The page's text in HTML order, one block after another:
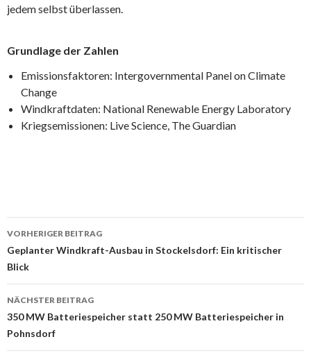
jedem selbst überlassen.
Grundlage der Zahlen
Emissionsfaktoren: Intergovernmental Panel on Climate
Change
Windkraftdaten: National Renewable Energy Laboratory
Kriegsemissionen: Live Science, The Guardian
Beitragsnavigation
VORHERIGER BEITRAG
Geplanter Windkraft-Ausbau in Stockelsdorf: Ein kritischer
Blick
NÄCHSTER BEITRAG
350 MW Batteriespeicher statt 250 MW Batteriespeicher in
Pohnsdorf